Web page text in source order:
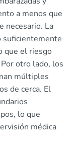
a menos que
necesario. La
suficientemente
que el riesgo
otro lado, los
múltiples
de cerca. El
lo que
médica